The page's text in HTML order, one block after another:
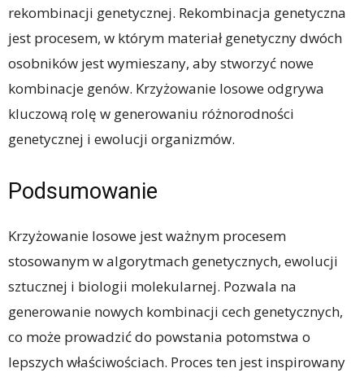
rekombinacji genetycznej. Rekombinacja genetyczna
jest procesem, w którym materiał genetyczny dwóch
osobników jest wymieszany, aby stworzyć nowe
kombinacje genów. Krzyżowanie losowe odgrywa
kluczową rolę w generowaniu różnorodności
genetycznej i ewolucji organizmów.
Podsumowanie
Krzyżowanie losowe jest ważnym procesem
stosowanym w algorytmach genetycznych, ewolucji
sztucznej i biologii molekularnej. Pozwala na
generowanie nowych kombinacji cech genetycznych,
co może prowadzić do powstania potomstwa o
lepszych właściwościach. Proces ten jest inspirowany